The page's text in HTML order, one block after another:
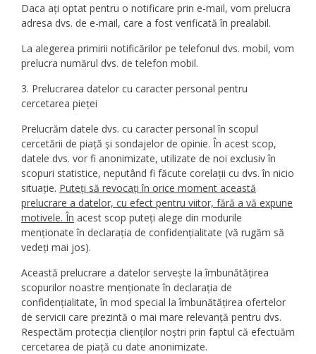
Daca ați optat pentru o notificare prin e-mail, vom prelucra
adresa dvs. de e-mail, care a fost verificată în prealabil.
La alegerea primirii notificărilor pe telefonul dvs. mobil, vom
prelucra numărul dvs. de telefon mobil.
3. Prelucrarea datelor cu caracter personal pentru
cercetarea pieței
Prelucrăm datele dvs. cu caracter personal în scopul
cercetării de piață și sondajelor de opinie. În acest scop,
datele dvs. vor fi anonimizate, utilizate de noi exclusiv în
scopuri statistice, neputând fi făcute corelații cu dvs. în nicio
situație. Puteți să revocați în orice moment această
prelucrare a datelor, cu efect pentru viitor, fără a vă expune
motivele. În acest scop puteți alege din modurile
menționate în declarația de confidențialitate (vă rugăm să
vedeți mai jos).
Această prelucrare a datelor servește la îmbunătățirea
scopurilor noastre menționate în declarația de
confidențialitate, în mod special la îmbunătățirea ofertelor
de servicii care prezintă o mai mare relevanță pentru dvs.
Respectăm protecția clienților noștri prin faptul că efectuăm
cercetarea de piață cu date anonimizate.